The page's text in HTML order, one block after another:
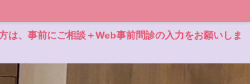
、事前にご相談＋Web事前問診の入力をお願いしま